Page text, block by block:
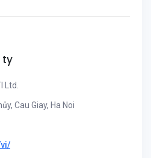
ty
Ltd.
Cau Giay, Ha Noi